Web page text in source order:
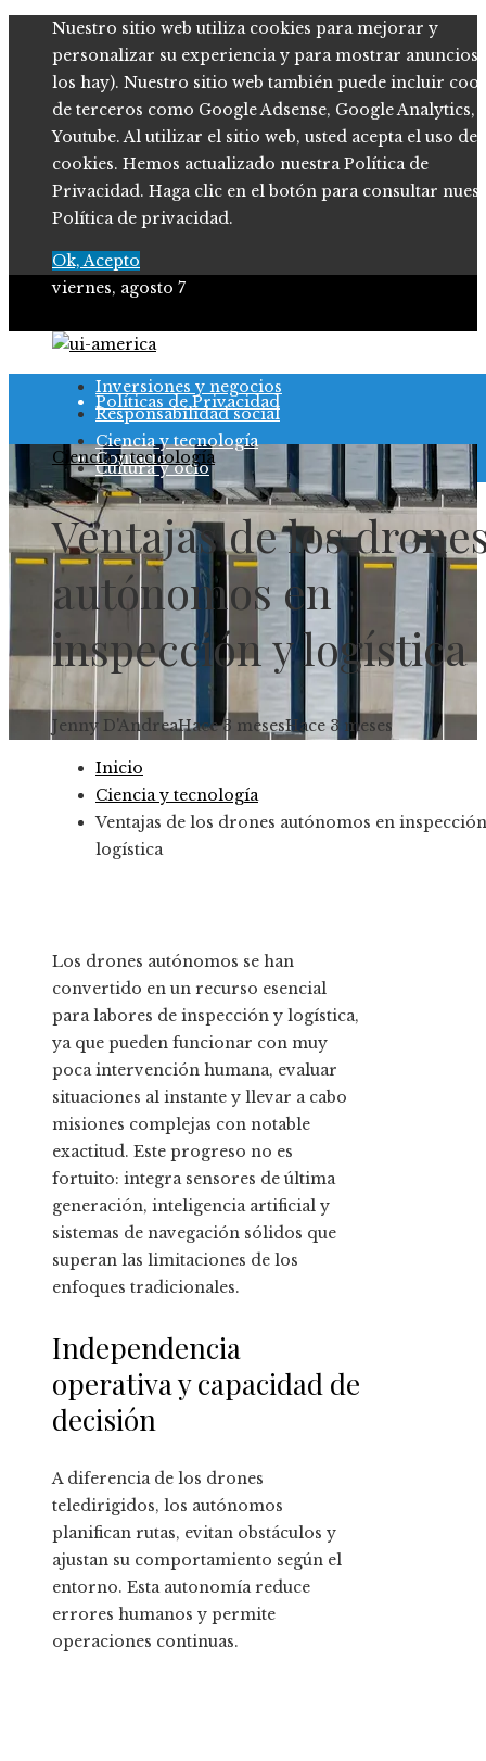
Nuestro sitio web utiliza cookies para mejorar y
personalizar su experiencia y para mostrar anuncios
los hay). Nuestro sitio web también puede incluir
de terceros como Google Adsense, Google Analytics,
Youtube. Al utilizar el sitio web, usted acepta el uso de
cookies. Hemos actualizado nuestra Política de
Privacidad. Haga clic en el botón para consultar
Política de privacidad.
Ok, Acepto
viernes, agosto 7
Quiénes somos
Políticas de Privacidad
Contacto
Inversiones y negocios
Responsabilidad social
Ciencia y tecnología
Cultura y ocio
Ciencia y tecnología
Ventajas de los
autónomos en
inspección y logística
Jenny D'AndreaHace 3 mesesHace 3 meses
Inicio
Ciencia y tecnología
Ventajas de los drones autónomos en
logística
Los drones autónomos se han
convertido en un recurso esencial
para labores de inspección y logística,
ya que pueden funcionar con muy
poca intervención humana, evaluar
situaciones al instante y llevar a cabo
misiones complejas con notable
exactitud. Este progreso no es
fortuito: integra sensores de última
generación, inteligencia artificial y
sistemas de navegación sólidos que
superan las limitaciones de los
enfoques tradicionales.
Independencia
operativa y capacidad de
decisión
A diferencia de los drones
teledirigidos, los autónomos
planifican rutas, evitan obstáculos y
ajustan su comportamiento según el
entorno. Esta autonomía reduce
errores humanos y permite
operaciones continuas.